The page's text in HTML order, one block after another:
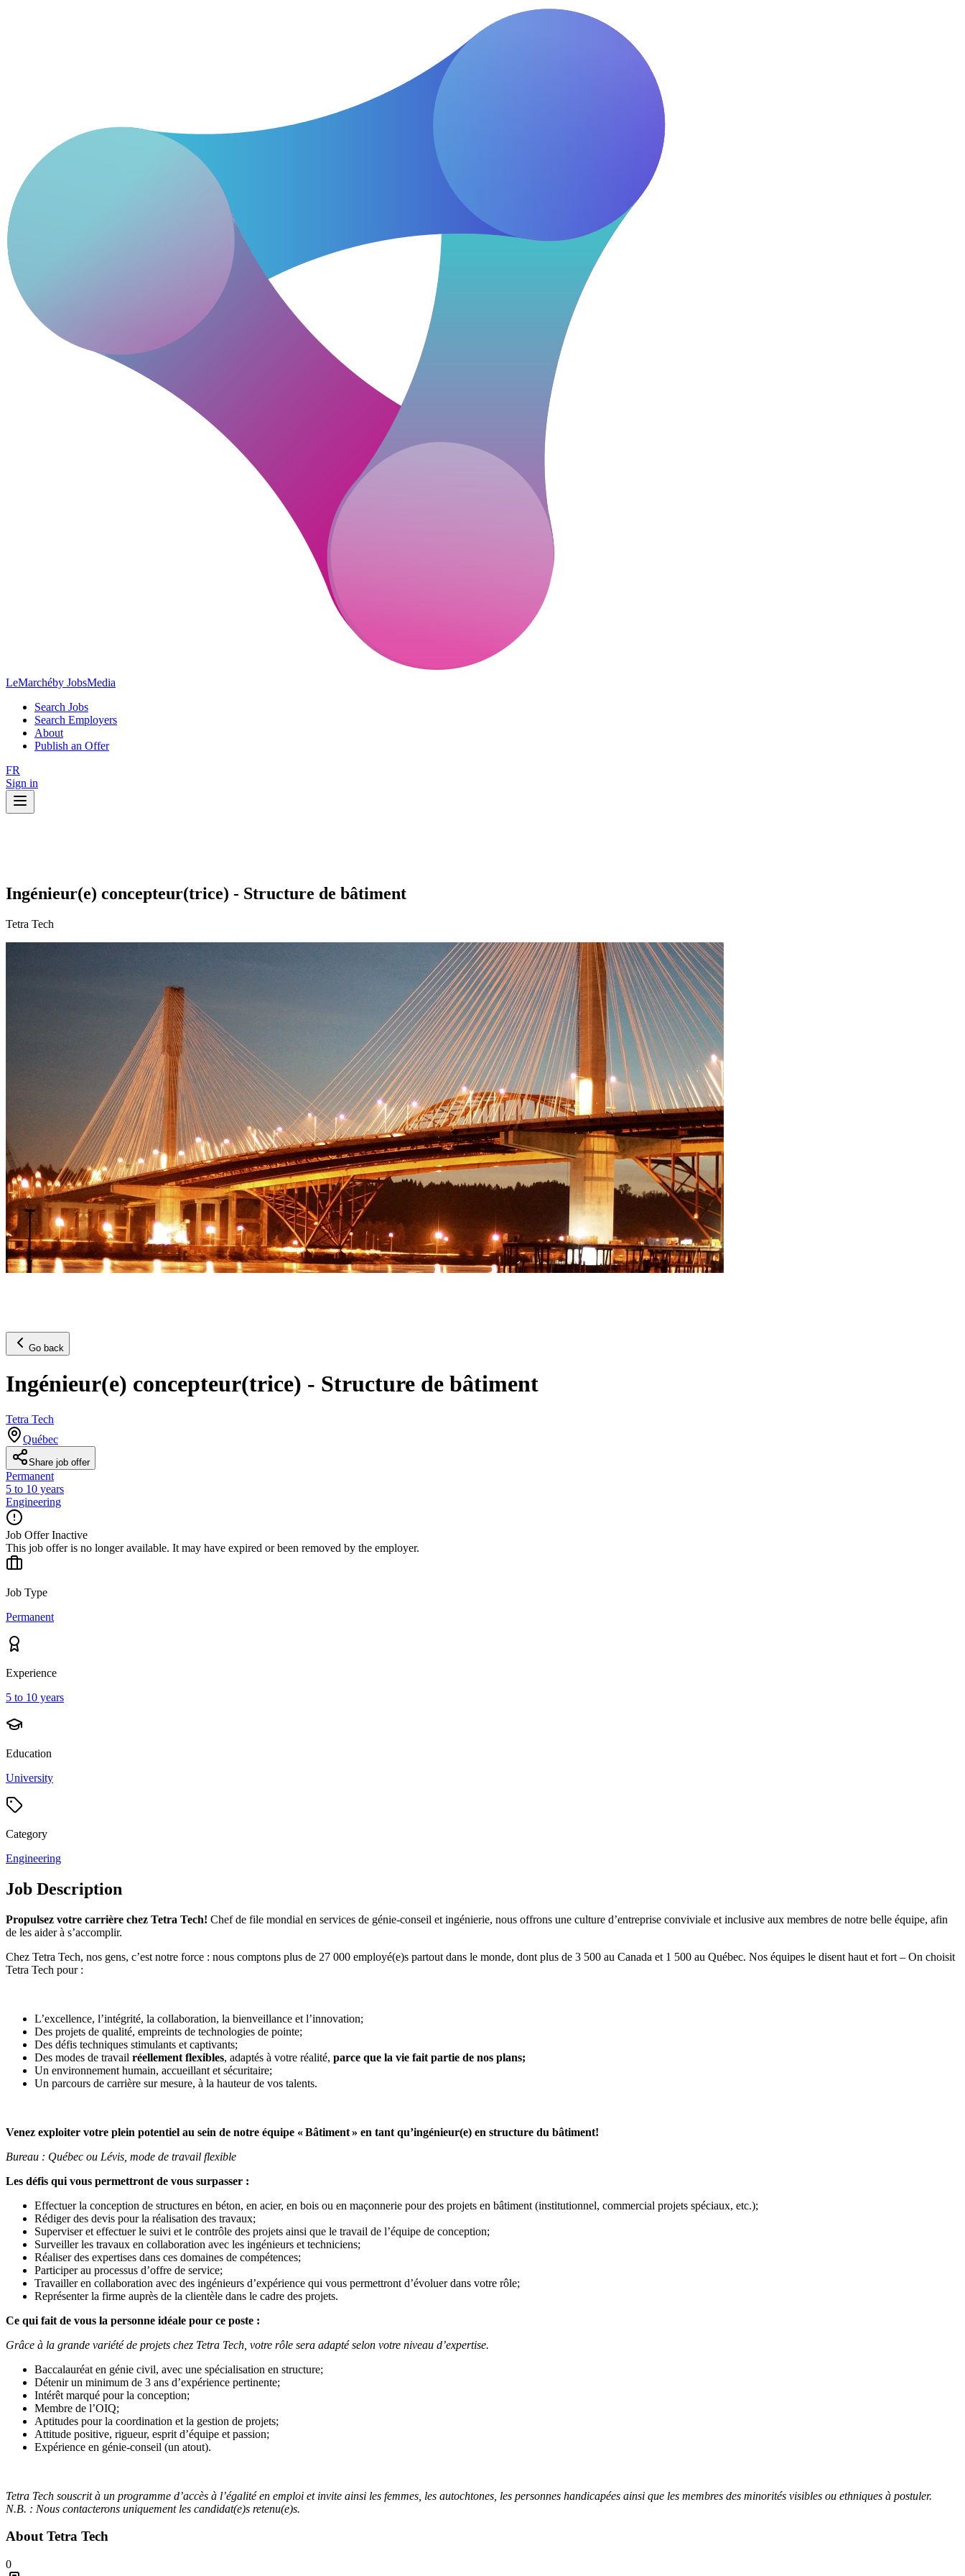
LeMarchéby JobsMedia
Search Jobs
Search Employers
About
Publish an Offer
FR
Sign in
Ingénieur(e) concepteur(trice) - Structure de bâtiment
Tetra Tech
Go back
Ingénieur(e) concepteur(trice) - Structure de bâtiment
Tetra Tech
Québec
Share job offer
Permanent
5 to 10 years
Engineering
Job Offer Inactive
This job offer is no longer available. It may have expired or been removed by the employer.
Job Type
Permanent
Experience
5 to 10 years
Education
University
Category
Engineering
Job Description
Propulsez votre carrière chez Tetra Tech! Chef de file mondial en services de génie-conseil et ingénierie, nous offrons une culture d’entreprise conviviale et inclusive aux membres de notre belle équipe, afin
de les aider à s’accomplir.
Chez Tetra Tech, nos gens, c’est notre force : nous comptons plus de 27 000 employé(e)s partout dans le monde, dont plus de 3 500 au Canada et 1 500 au Québec. Nos équipes le disent haut et fort – On choisit
Tetra Tech pour :
L’excellence, l’intégrité, la collaboration, la bienveillance et l’innovation;
Des projets de qualité, empreints de technologies de pointe;
Des défis techniques stimulants et captivants;
Des modes de travail réellement flexibles, adaptés à votre réalité, parce que la vie fait partie de nos plans;
Un environnement humain, accueillant et sécuritaire;
Un parcours de carrière sur mesure, à la hauteur de vos talents.
Venez exploiter votre plein potentiel au sein de notre équipe «Bâtiment» en tant qu’ingénieur(e) en structure du bâtiment!
Bureau : Québec ou Lévis, mode de travail flexible
Les défis qui vous permettront de vous surpasser :
Effectuer la conception de structures en béton, en acier, en bois ou en maçonnerie pour des projets en bâtiment (institutionnel, commercial projets spéciaux, etc.);
Rédiger des devis pour la réalisation des travaux;
Superviser et effectuer le suivi et le contrôle des projets ainsi que le travail de l’équipe de conception;
Surveiller les travaux en collaboration avec les ingénieurs et techniciens;
Réaliser des expertises dans ces domaines de compétences;
Participer au processus d’offre de service;
Travailler en collaboration avec des ingénieurs d’expérience qui vous permettront d’évoluer dans votre rôle;
Représenter la firme auprès de la clientèle dans le cadre des projets.
Ce qui fait de vous la personne idéale pour ce poste :
Grâce à la grande variété de projets chez Tetra Tech, votre rôle sera adapté selon votre niveau d’expertise.
Baccalauréat en génie civil, avec une spécialisation en structure;
Détenir un minimum de 3 ans d’expérience pertinente;
Intérêt marqué pour la conception;
Membre de l’OIQ;
Aptitudes pour la coordination et la gestion de projets;
Attitude positive, rigueur, esprit d’équipe et passion;
Expérience en génie-conseil (un atout).
Tetra Tech souscrit à un programme d’accès à l’égalité en emploi et invite ainsi les femmes, les autochtones, les personnes handicapées ainsi que les membres des minorités visibles ou ethniques à postuler.
N.B. : Nous contacterons uniquement les candidat(e)s retenu(e)s.
About Tetra Tech
0